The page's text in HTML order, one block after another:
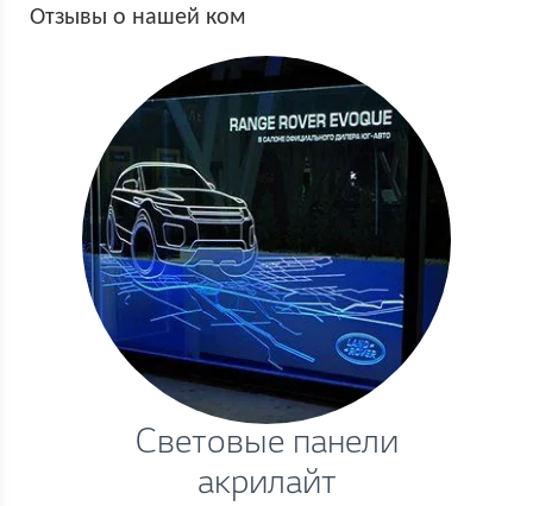
Отзывы о нашей ком
Световые панели
акрилайт